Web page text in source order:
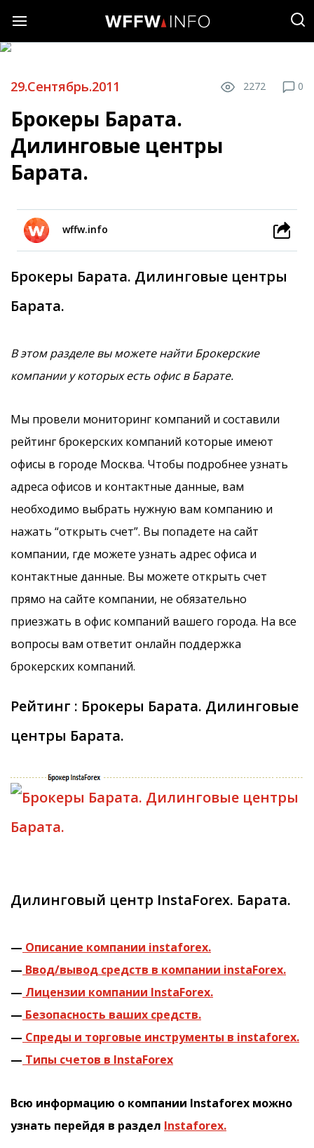
29.Сентябрь.2011 2272 0
Брокеры Барата.
Дилинговые центры
Барата.
wffw.info
Брокеры Барата. Дилинговые центры
Барата.
В этом разделе вы можете найти Брокерские
компании у которых есть офис в Барате.
Мы провели мониторинг компаний и составили
рейтинг брокерских компаний которые имеют
офисы в городе Москва. Чтобы подробнее узнать
адреса офисов и контактные данные, вам
необходимо выбрать нужную вам компанию и
нажать “открыть счет”. Вы попадете на сайт
компании, где можете узнать адрес офиса и
контактные данные. Вы можете открыть счет
прямо на сайте компании, не обязательно
приезжать в офис компаний вашего города. На все
вопросы вам ответит онлайн поддержка
брокерских компаний.
Рейтинг : Брокеры Барата. Дилинговые
центры Барата.
Дилинговый центр InstaForex. Барата.
— Описание компании instaforex.
— Ввод/вывод средств в компании instaForex.
— Лицензии компании InstaForex.
— Безопасность ваших средств.
— Cпреды и торговые инструменты в instaforex.
— Типы счетов в InstaForex
Всю информацию о компании Instaforex можно
узнать перейдя в раздел Instaforex.